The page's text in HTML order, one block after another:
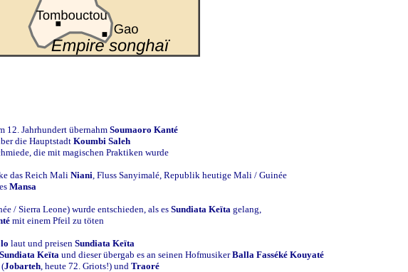
12. Jahrhundert übernahm Soumaoro Kanté
die Hauptstadt Koumbi Saleh
die mit magischen Praktiken wurde
das Reich Mali Niani , Fluss Sanyimalé, Republik heutige Mali / Guinée
Mansa
/ Sierra Leone) wurde entschieden, als esSundiata Keïta gelang,
mit einem Pfeil zu töten
laut und preisen Sundiata Keïta
Sundiata Keïta und dieser übergab es an seinen HofmusikerBalla Fasséké Kouyaté
(Jobarteh , heute 72. Griots!) und Traoré